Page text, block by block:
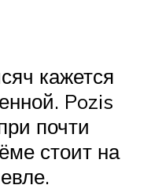
кажется
Pozis
почти
стоит на